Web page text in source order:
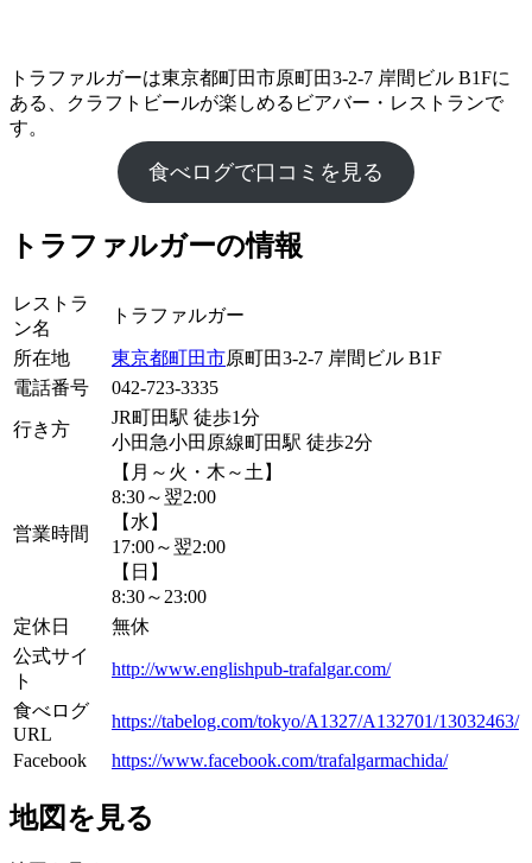
トラファルガーは東京都町田市原町田3-2-7 岸間ビル B1Fに
ある、クラフトビールが楽しめるビアバー・レストランで
す。
食べログで口コミを見る
トラファルガーの情報
レストラ
ン名
トラファルガー
所在地 東京都町田市原町田3-2-7 岸間ビル B1F
電話番号
042-723-3335
行き方
JR町田駅 徒歩1分
小田急小田原線町田駅 徒歩2分
営業時間
【月～火・木～土】
8:30～翌2:00
【水】
17:00～翌2:00
【日】
8:30～23:00
定休日
無休
公式サイ
ト
http://www.englishpub-trafalgar.com/
食べログ
URL
https://tabelog.com/tokyo/A1327/A132701/13032463/
Facebook
https://www.facebook.com/trafalgarmachida/
地図を見る